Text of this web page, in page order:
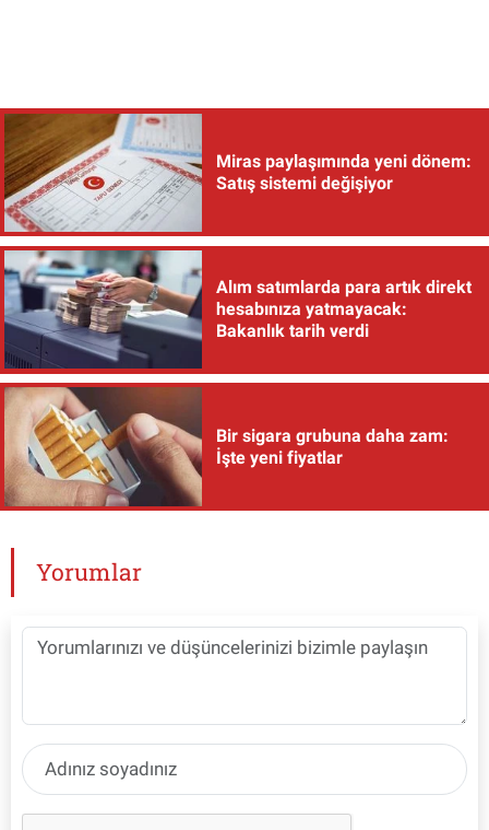
Miras paylaşımında yeni dönem:
Satış sistemi değişiyor
Alım satımlarda para artık direkt
hesabınıza yatmayacak:
Bakanlık tarih verdi
Bir sigara grubuna daha zam:
İşte yeni fiyatlar
Yorumlar